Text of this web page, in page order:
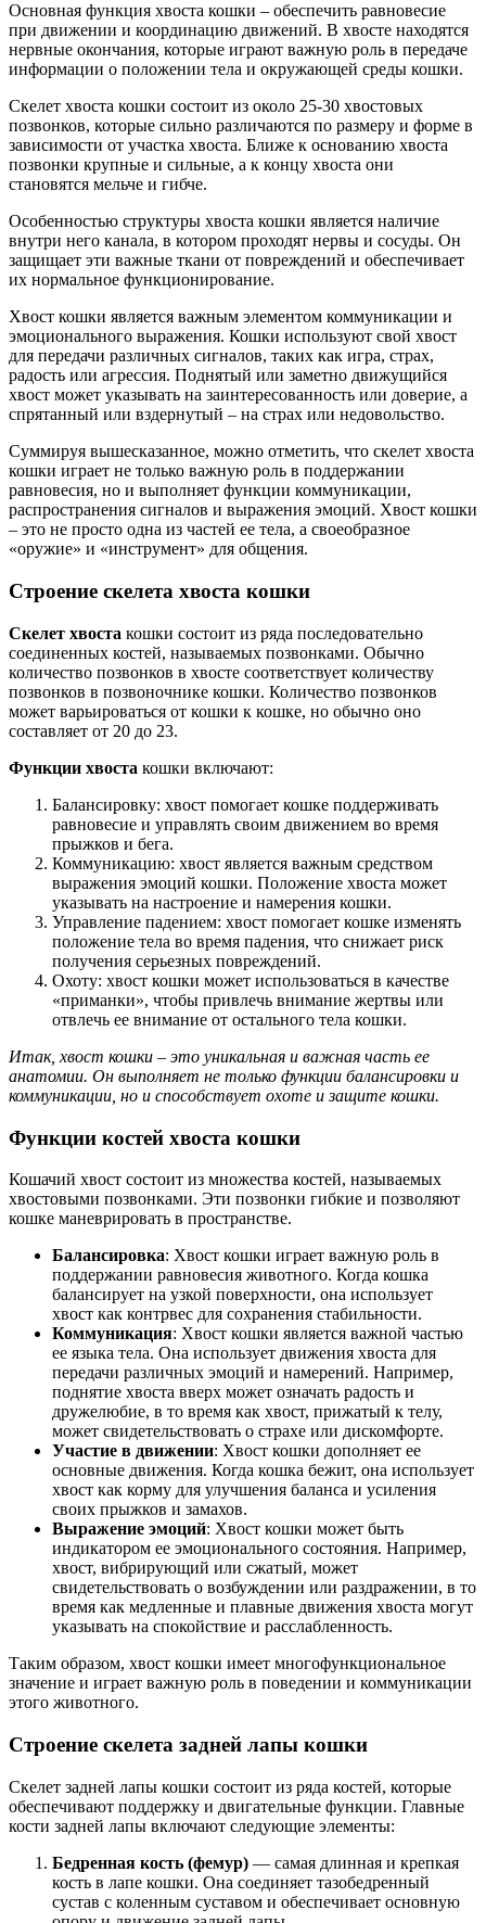
Основная функция хвоста кошки – обеспечить равновесие
при движении и координацию движений. В хвосте находятся
нервные окончания, которые играют важную роль в передаче
информации о положении тела и окружающей среды кошки.
Скелет хвоста кошки состоит из около 25-30 хвостовых
позвонков, которые сильно различаются по размеру и форме в
зависимости от участка хвоста. Ближе к основанию хвоста
позвонки крупные и сильные, а к концу хвоста они
становятся мельче и гибче.
Особенностью структуры хвоста кошки является наличие
внутри него канала, в котором проходят нервы и сосуды. Он
защищает эти важные ткани от повреждений и обеспечивает
их нормальное функционирование.
Хвост кошки является важным элементом коммуникации и
эмоционального выражения. Кошки используют свой хвост
для передачи различных сигналов, таких как игра, страх,
радость или агрессия. Поднятый или заметно движущийся
хвост может указывать на заинтересованность или доверие, а
спрятанный или вздернутый – на страх или недовольство.
Суммируя вышесказанное, можно отметить, что скелет хвоста
кошки играет не только важную роль в поддержании
равновесия, но и выполняет функции коммуникации,
распространения сигналов и выражения эмоций. Хвост кошки
– это не просто одна из частей ее тела, а своеобразное
«оружие» и «инструмент» для общения.
Строение скелета хвоста кошки
Скелет хвоста кошки состоит из ряда последовательно
соединенных костей, называемых позвонками. Обычно
количество позвонков в хвосте соответствует количеству
позвонков в позвоночнике кошки. Количество позвонков
может варьироваться от кошки к кошке, но обычно оно
составляет от 20 до 23.
Функции хвоста кошки включают:
Балансировку: хвост помогает кошке поддерживать
равновесие и управлять своим движением во время
прыжков и бега.
Коммуникацию: хвост является важным средством
выражения эмоций кошки. Положение хвоста может
указывать на настроение и намерения кошки.
Управление падением: хвост помогает кошке изменять
положение тела во время падения, что снижает риск
получения серьезных повреждений.
Охоту: хвост кошки может использоваться в качестве
«приманки», чтобы привлечь внимание жертвы или
отвлечь ее внимание от остального тела кошки.
Итак, хвост кошки – это уникальная и важная часть ее
анатомии. Он выполняет не только функции балансировки и
коммуникации, но и способствует охоте и защите кошки.
Функции костей хвоста кошки
Кошачий хвост состоит из множества костей, называемых
хвостовыми позвонками. Эти позвонки гибкие и позволяют
кошке маневрировать в пространстве.
Балансировка: Хвост кошки играет важную роль в
поддержании равновесия животного. Когда кошка
балансирует на узкой поверхности, она использует
хвост как контрвес для сохранения стабильности.
Коммуникация: Хвост кошки является важной частью
ее языка тела. Она использует движения хвоста для
передачи различных эмоций и намерений. Например,
поднятие хвоста вверх может означать радость и
дружелюбие, в то время как хвост, прижатый к телу,
может свидетельствовать о страхе или дискомфорте.
Участие в движении: Хвост кошки дополняет ее
основные движения. Когда кошка бежит, она использует
хвост как корму для улучшения баланса и усиления
своих прыжков и замахов.
Выражение эмоций: Хвост кошки может быть
индикатором ее эмоционального состояния. Например,
хвост, вибрирующий или сжатый, может
свидетельствовать о возбуждении или раздражении, в то
время как медленные и плавные движения хвоста могут
указывать на спокойствие и расслабленность.
Таким образом, хвост кошки имеет многофункциональное
значение и играет важную роль в поведении и коммуникации
этого животного.
Строение скелета задней лапы кошки
Скелет задней лапы кошки состоит из ряда костей, которые
обеспечивают поддержку и двигательные функции. Главные
кости задней лапы включают следующие элементы:
Бедренная кость (фемур) — самая длинная и крепкая
кость в лапе кошки. Она соединяет тазобедренный
сустав с коленным суставом и обеспечивает основную